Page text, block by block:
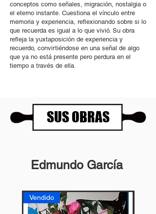
conceptos como señales, migración, nostalgia o
el eterno instante. Cuestiona el vínculo entre
memoria y experiencia, reflexionando sobre si lo
que recuerda es igual a lo que vivió. Su obra
refleja la yuxtaposición de experiencia y
recuerdo, convirtiéndose en una señal de algo
que ya no está presente pero perdura en el
tiempo a través de ella.
SUS OBRAS
Edmundo García
Vendido